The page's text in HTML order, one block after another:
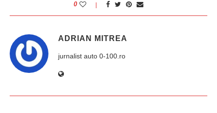
0
ADRIAN MITREA
jurnalist auto 0-100.ro